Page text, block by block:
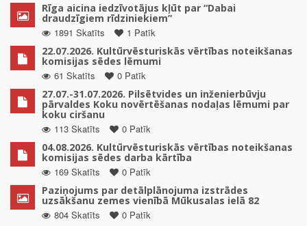
Rīga aicina iedzīvotājus kļūt par “Dabai
draudzīgiem rīdziniekiem”
1891 Skatīts
1 Patīk
22.07.2026. Kultūrvēsturiskās vērtības noteikšanas
komisijas sēdes lēmumi
61 Skatīts
0 Patīk
27.07.-31.07.2026. Pilsētvides un inženierbūvju
pārvaldes Koku novērtēšanas nodaļas lēmumi par
koku ciršanu
113 Skatīts
0 Patīk
04.08.2026. Kultūrvēsturiskās vērtības noteikšanas
komisijas sēdes darba kārtība
169 Skatīts
0 Patīk
Paziņojums par detālplānojuma izstrādes
uzsākšanu zemes vienībā Mūkusalas ielā 82
804 Skatīts
0 Patīk